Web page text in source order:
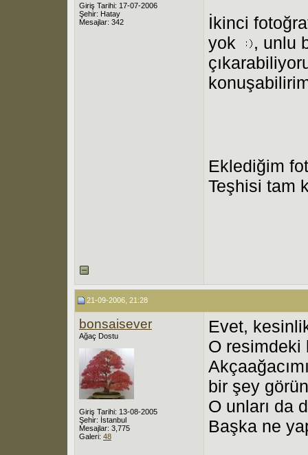
Giriş Tarihi: 17-07-2006
Şehir: Hatay
Mesajlar: 342
İkinci
yok
, unlu
Eklediğim
Teşhisi tam
21-09-2006, 21:28
bonsaisever
Ağaç Dostu
Giriş Tarihi: 13-08-2005
Şehir: İstanbul
Mesajlar: 3,775
Galeri: 48
Evet,
O resimdeki
bir şey
O unları da
Başka ne